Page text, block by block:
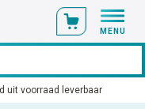
MENU
uit voorraad leverbaar